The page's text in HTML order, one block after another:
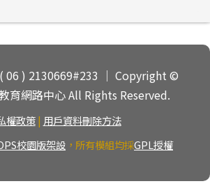
06 ) 2130669#233 ｜ Copyright ©
育網路中心 All Rights Reserved.
權政策| 用戶資料刪除方法
校園版架設 ，所有模組均採GPL授權